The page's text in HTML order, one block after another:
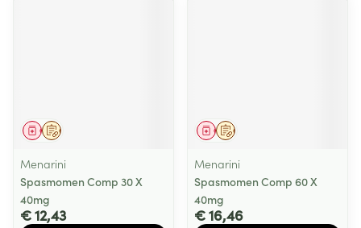
Op voorschrift
Geneesmiddel
Menarini
Spasmomen Comp 30 X
40mg
€ 12,43
Op voorschrift
Geneesmiddel
Menarini
Spasmomen Comp 60 X
40mg
€ 16,46